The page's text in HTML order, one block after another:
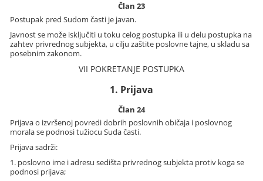
Član 23
Postupak pred Sudom časti je javan.
Javnost se može isključiti u toku celog postupka ili u delu postupka na
zahtev privrednog subjekta, u cilju zaštite poslovne tajne, u skladu sa
posebnim zakonom.
VII POKRETANJE POSTUPKA
1. Prijava
Član 24
Prijava o izvršenoj povredi dobrih poslovnih običaja i poslovnog
morala se podnosi tužiocu Suda časti.
Prijava sadrži:
1. poslovno ime i adresu sedišta privrednog subjekta protiv koga se
podnosi prijava;